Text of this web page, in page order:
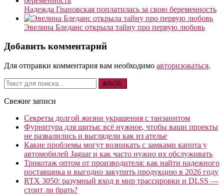
Надежда Грановская поплатилась за свою беременность
Эвелина Бледанс открыла тайну про первую любовь
Добавить комментарий
Для отправки комментария вам необходимо авторизоваться.
Свежие записи
Секреты долгой жизни украшения с танзанитом
Фурнитура для шитья: всё нужное, чтобы ваши проекты
не развалились и выглядели как из ателье
Какие проблемы могут возникать с замками капота у
автомобилей Jaguar и как часто нужно их обслуживать
Трикотаж оптом от производителя: как найти надежного
поставщика и выгодно закупить продукцию в 2026 году
RTX 3050: разумный вход в мир трассировки и DLSS —
стоит ли брать?